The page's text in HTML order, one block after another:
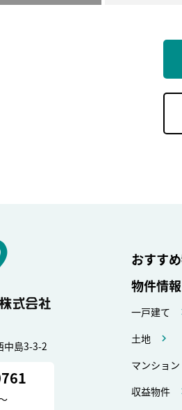
中島3-3-2
おすす
物件情報
一戸建て
土地
マンション
収益物件